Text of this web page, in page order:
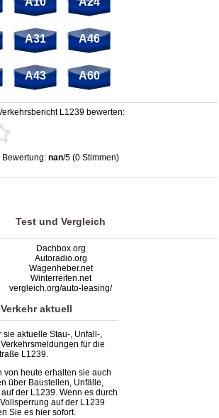
A31 A46
A43 A60
L1239 bewerten:
Bewertung:nan/5 (0 Stimmen)
& Baustellen | Staumelder L1239 ,nanout of5
Test und Vergleich
Dachbox.org
Autoradio.org
Wagenheber.net
Winterreifen.net
vergleich.org/auto-leasing/
aktuell
sie aktuelle Stau-, Unfall-,
für die
L1239.
von heute erhalten sie auch
über Baustellen, Unfälle,
der L1239. Wenn es durch
auf der L1239
Sie es hier sofort.